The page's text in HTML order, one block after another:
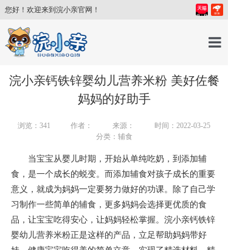
您好！欢迎来到浣小亲官网！
浣小亲钙铁锌婴幼儿营养米粉 美好佐餐
妈妈的好助手
浏览： 341 作者： 来源：
时间：2022-03-25
分类：辅食
当宝宝从婴儿时期，开始从单纯吃奶，到添加辅
食，是一个成长的蜕变。而添加辅食对孩子成长的重要
意义，就成为妈妈一定要努力做好的功课。除了自己学
习制作一些简单的辅食，更多妈妈会选择更优质的食
品，让宝宝吃得安心，让妈妈轻松掌握。浣小亲钙铁锌
婴幼儿营养米粉正是这样的产品，立足帮助妈妈带好